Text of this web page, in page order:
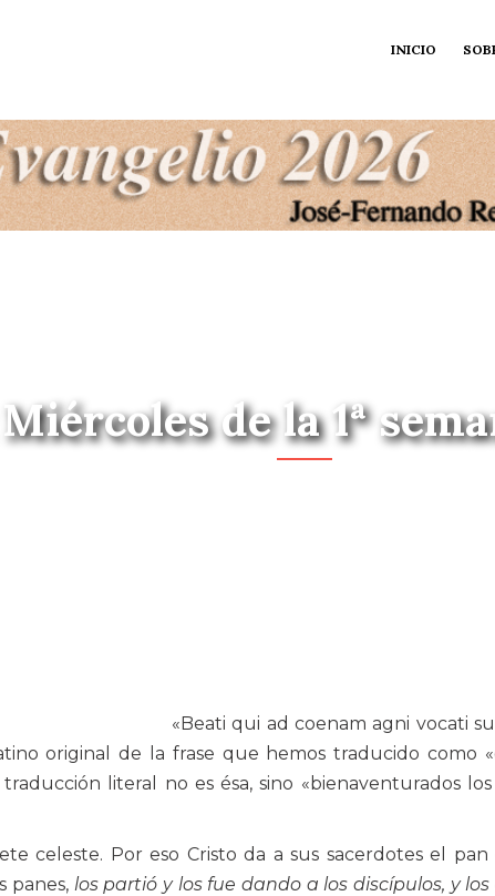
INICIO
de la 1ª
«Beati qui ad coenam agni vocati
original de la frase que hemos traducido como
literal no es ésa, sino «bienaventurados los
celeste. Por eso Cristo da a sus sacerdotes el pan
panes, los partió y los fue dando a los discípulos, y